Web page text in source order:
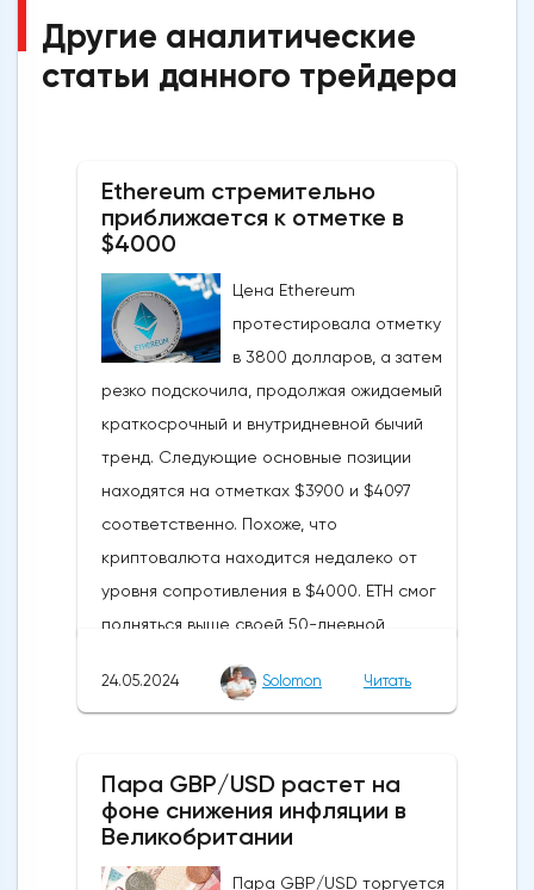
Другие аналитические
статьи данного трейдера
Ethereum стремительно
приближается к отметке в
$4000
Цена Ethereum
протестировала отметку
в 3800 долларов, а затем
резко подскочила, продолжая ожидаемый
краткосрочный и внутридневной бычий
тренд. Следующие основные позиции
находятся на отметках $3900 и $4097
соответственно. Похоже, что
криптовалюта находится недалеко от
уровня сопротивления в $4000. ETH смог
подняться выше своей 50-дневной
бычьих колебаний, которые могут развеять
криптовалюты.Курс супер-альткоина не
рос до тех пор, пока за неделю до
24.05.2024 Solomon Читать
Пара GBP/USD растет на
фоне снижения инфляции в
Великобритании
Пара GBP/USD торгуется